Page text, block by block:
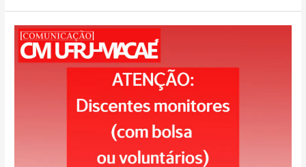
Entrega
dos
relatórios